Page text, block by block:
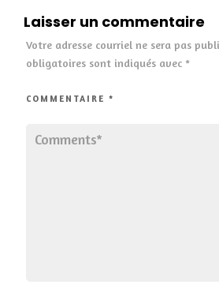
Laisser un commentaire
Votre adresse courriel ne sera pas
obligatoires sont indiqués avec *
COMMENTAIRE *